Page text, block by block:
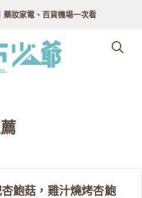
藥妝家電、百貨機場一次看
鮑菇，雞汁燒烤杏鮑